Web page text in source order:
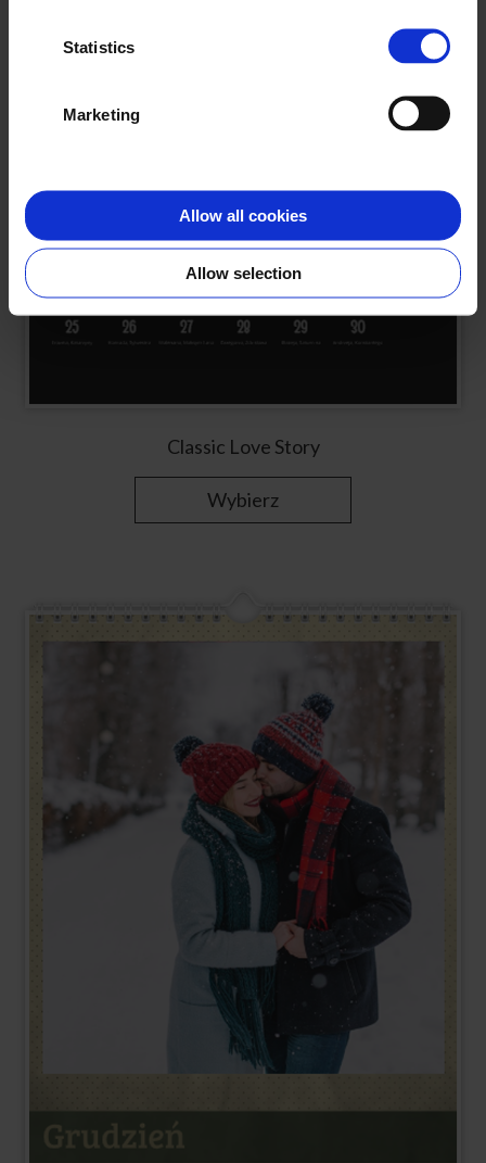
Statistics
Marketing
Allow all cookies
Allow selection
Classic Love Story
Wybierz